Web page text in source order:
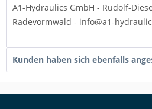
A1-Hydraulics GmbH - Rudolf-
Radevormwald - info@a1-
Kunden haben sich ebenfalls